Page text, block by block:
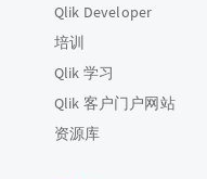
Qlik Developer
培训
Qlik 学习
Qlik 客户门户网站
资源库